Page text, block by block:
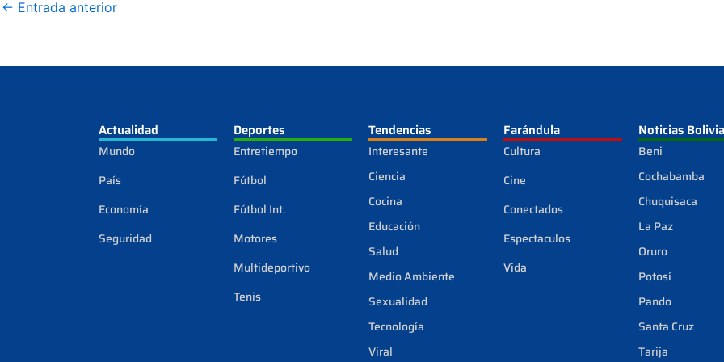
← Entrada anterior
Actualidad
Mundo
País
Economía
Seguridad
Deportes
Entretiempo
Fútbol
Fútbol Int.
Motores
Multideportivo
Tenis
Tendencias
Interesante
Ciencia
Cocina
Educación
Salud
Medio Ambiente
Sexualidad
Tecnología
Viral
Farándula
Cultura
Cine
Conectados
Espectaculos
Vida
Noticias Bolivia
Beni
Cochabamba
Chuquisaca
La Paz
Oruro
Potosí
Pando
Santa Cruz
Tarija